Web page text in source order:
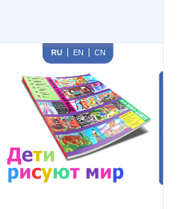
RU EN CN